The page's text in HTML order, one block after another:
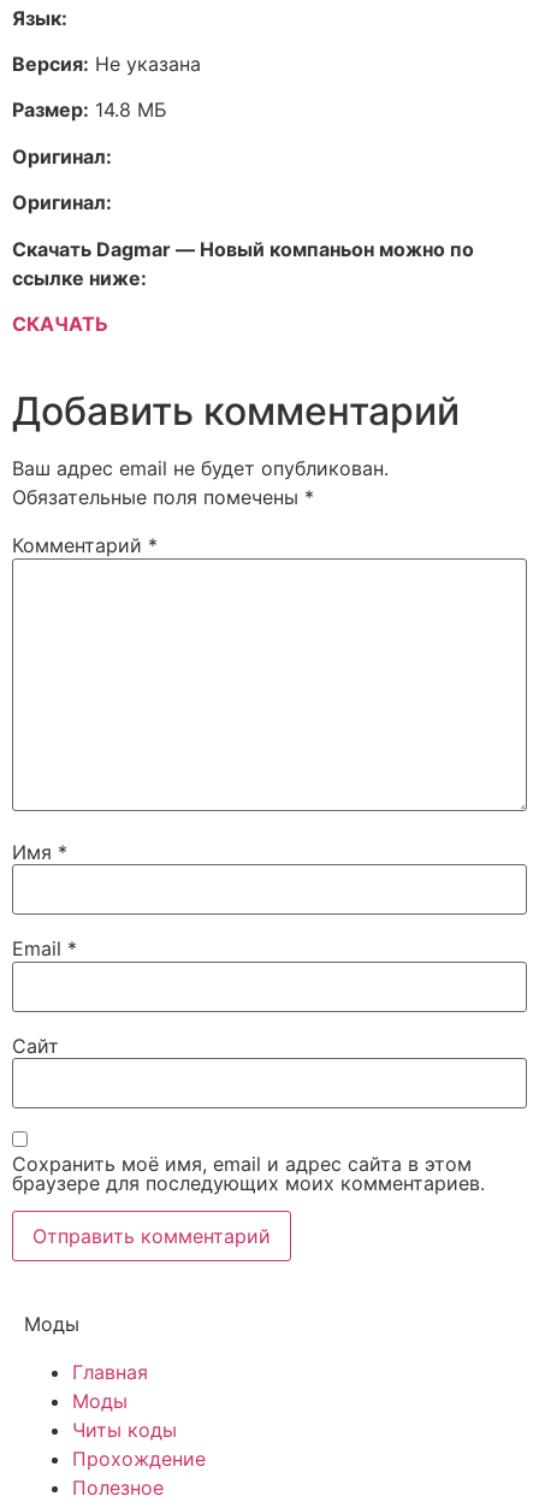
Язык:
Версия: Не указана
Размер: 14.8 МБ
Оригинал:
Оригинал:
Скачать Dagmar — Новый компаньон можно по
ссылке ниже:
СКАЧАТЬ
Добавить комментарий
Ваш адрес email не будет опубликован.
Обязательные поля помечены *
Комментарий *
Имя *
Email *
Сайт
Сохранить моё имя, email и адрес сайта в этом
браузере для последующих моих комментариев.
Моды
Главная
Моды
Читы коды
Прохождение
Полезное